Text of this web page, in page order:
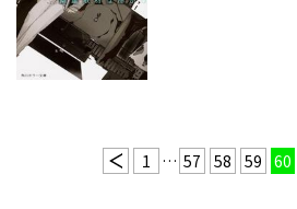
1 … 57 58 59 60